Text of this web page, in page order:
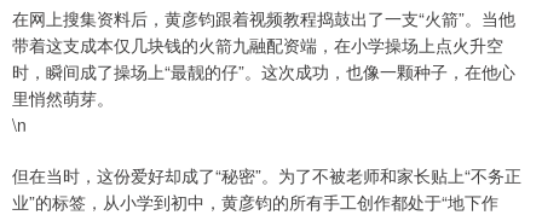
在网上搜集资料后，黄彦钧跟着视频教程捣鼓出了一支“火箭”。当他
带着这支成本仅几块钱的火箭九融配资端，在小学操场上点火升空
时，瞬间成了操场上“最靓的仔”。这次成功，也像一颗种子，在他心
里悄然萌芽。
\n
但在当时，这份爱好却成了“秘密”。为了不被老师和家长贴上“不务正
业”的标签，从小学到初中，黄彦钧的所有手工创作都处于“地下作